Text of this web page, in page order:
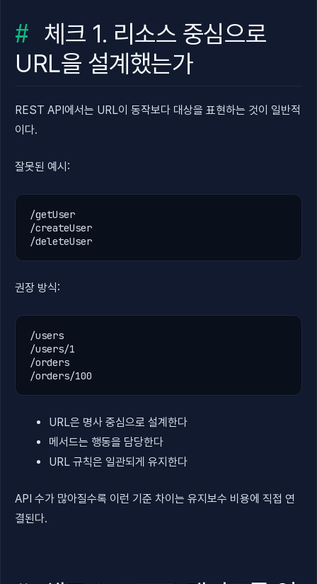
체크 1. 리소스 중심으로
URL을 설계했는가
REST API에서는 URL이 동작보다 대상을 표현하는 것이 일반적
이다.
잘못된 예시:
/getUser
/createUser
/deleteUser
권장 방식:
/users
/users/1
/orders
/orders/100
URL은 명사 중심으로 설계한다
메서드는 행동을 담당한다
URL 규칙은 일관되게 유지한다
API 수가 많아질수록 이런 기준 차이는 유지보수 비용에 직접 연
결된다.